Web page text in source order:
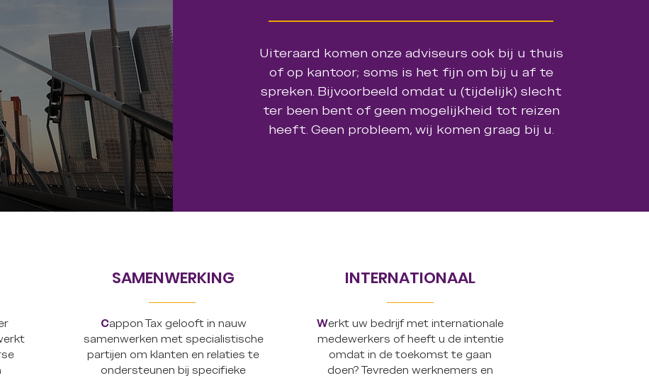
Uiteraard komen onze adviseurs ook bij u thuis
of op kantoor; soms is het fijn om bij u af te
spreken. Bijvoorbeeld omdat u (tijdelijk) slecht
ter been bent of geen mogelijkheid tot reizen
heeft. Geen probleem, wij komen graag bij u.
SAMENWERKING
Cappon Tax gelooft in nauw
samenwerken met specialistische
partijen om klanten en relaties te
ondersteunen bij specifieke
INTERNATIONAAL
Werkt uw bedrijf met internationale
medewerkers of heeft u de intentie
omdat in de toekomst te gaan
doen? Tevreden werknemers en